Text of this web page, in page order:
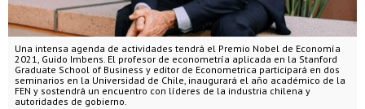
Una intensa agenda de actividades tendrá el Premio Nobel de Economía
2021, Guido Imbens. El profesor de econometría aplicada en la Stanford
Graduate School of Business y editor de Econometrica participará en dos
seminarios en la Universidad de Chile, inaugurará el año académico de la
FEN y sostendrá un encuentro con líderes de la industria chilena y
autoridades de gobierno.